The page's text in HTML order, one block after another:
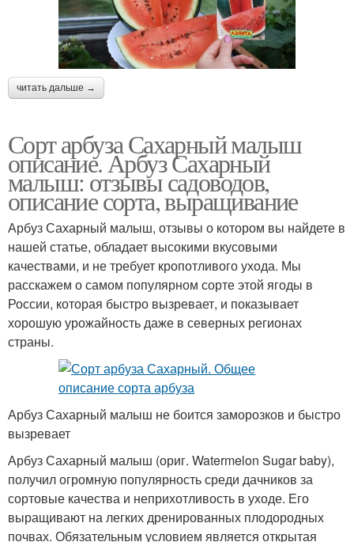
читать дальше →
Сорт арбуза Сахарный малыш
описание. Арбуз Сахарный
малыш: отзывы садоводов,
описание сорта, выращивание
Арбуз Сахарный малыш, отзывы о котором вы найдете в
нашей статье, обладает высокими вкусовыми
качествами, и не требует кропотливого ухода. Мы
расскажем о самом популярном сорте этой ягоды в
России, которая быстро вызревает, и показывает
хорошую урожайность даже в северных регионах
страны.
Арбуз Сахарный малыш не боится заморозков и быстро
вызревает
Арбуз Сахарный малыш (ориг. Watermelon Sugar baby),
получил огромную популярность среди дачников за
сортовые качества и неприхотливость в уходе. Его
выращивают на легких дренированных плодородных
почвах. Обязательным условием является открытая